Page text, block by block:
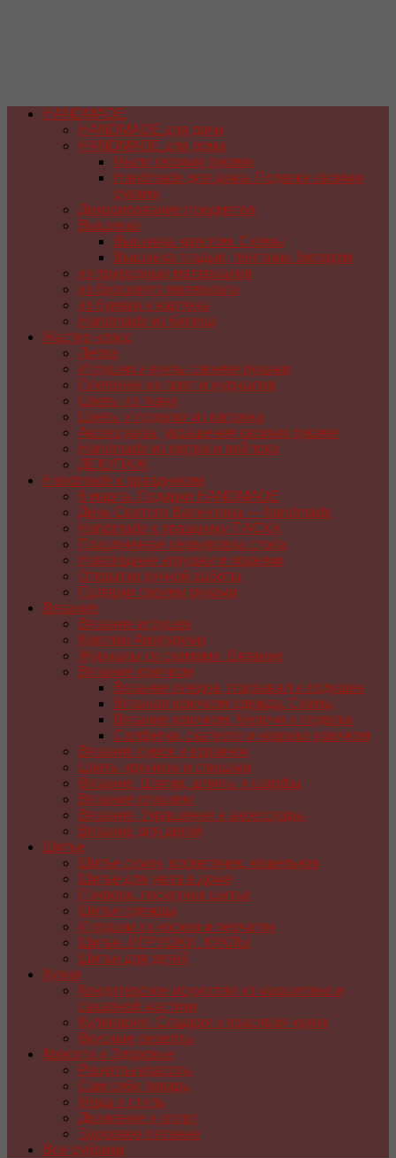
HANDMADE
HANDMADE для дачи
HANDMADE для дома
Мыло своими руками
Handmade для дома. Поделки своими
руками
Декорирование предметов
Вышивка
Вышивка крестом. Схемы
Вышивка гладью, лентами, бисером
из природных материалов
из бросового материала
из бумаги и картона
Handmade из бисера
Мастер-класс
Лепка
Игрушки и куклы своими руками
Плетение из газет и журналов
Цветы из ткани
Цветы и поделки из капрона
Аксессуары, украшения своими руками
Handmade из фетра и войлока
ДЕКУПАЖ
Handmade к праздникам
8 марта. Подарки HANDMADE
День Святого Валентина — handmade
Handmade к празднику ПАСХA
Праздничная сервировка стола
Новогодние игрушки и поделки
Открытки ручной работы
Подарки своими руками
Вязание
Вязание игрушек
Куколки Амигуруми
Журналы со схемами. Вязание
Вязание крючком
Вязание пледов, покрывал и подушек
Вязаная крючком одежда. Схемы
Вязание крючком. Мелочи и поделки
Салфетки, скатерти и коврики крючком
Вязание сумок и корзинок
Цветы крючком и спицами
Вязание. Шапки, шляпы и шарфы
Вязание спицами
Вязание. Украшения и аксессуары
Вязание для детей
Шитье
Шитье сумок, косметичек, кошельков
Шитье для уюта в доме
Пэчворк, лоскутное шитье
Шитье одежды
Игрушки из носков и перчаток
Шитье. ИГРУШКИ, КУКЛЫ
Шитье для детей
Кухня
Кондитерское искусство из марципана и
сахарной мастики
Кулинария. Сладкая и красивая кухня
Вкусные рецепты
Красота и Здоровье
Рецепты красоты
Сам себе лекарь
Мода и стиль
Движение и спорт
Здоровое питание
Все рубрики